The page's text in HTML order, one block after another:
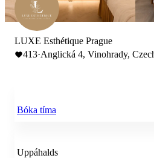
LUXE Esthétique Prague
413·Anglická 4, Vinohrady,
Bóka tíma
Uppáhalds